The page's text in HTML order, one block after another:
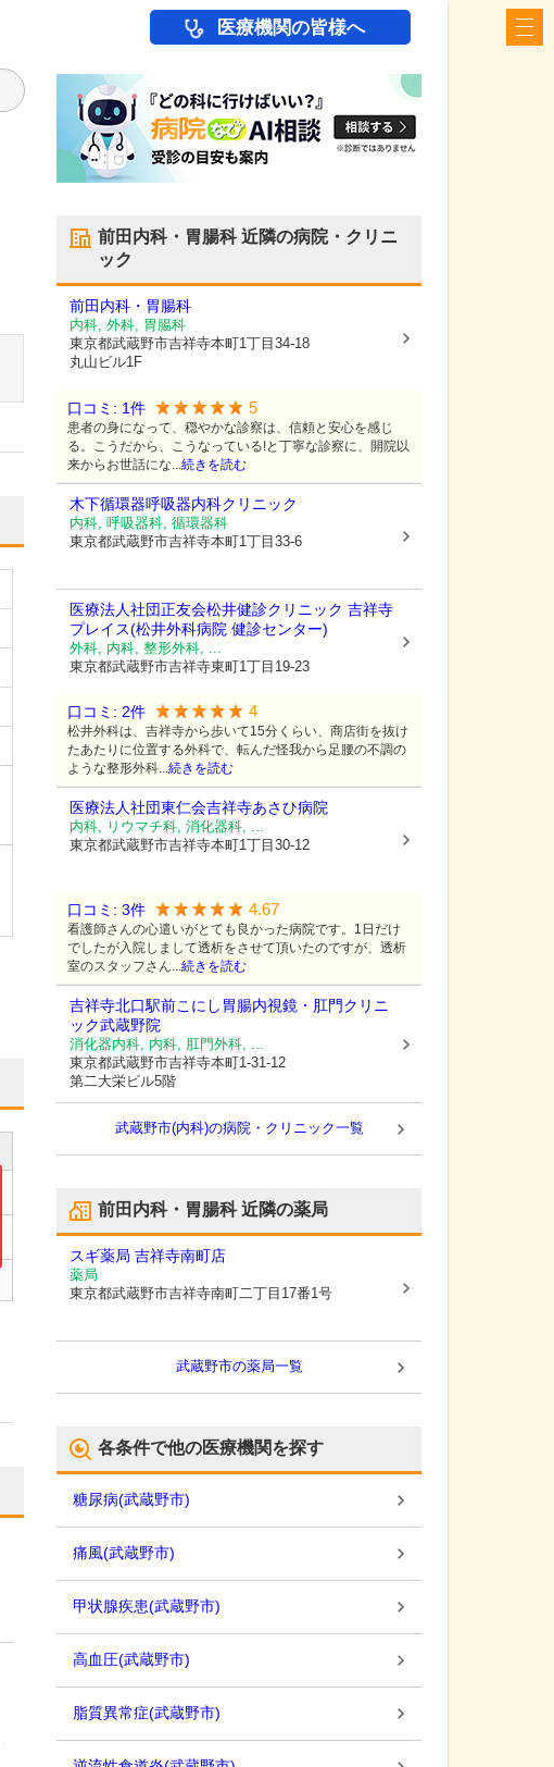
医療機関の皆様へ
前田内科・胃腸科近隣の病院・クリニ
ック
前田内科・胃腸科
内科, 外科, 胃腸科
東京都武蔵野市吉祥寺本町1丁目34-18
丸山ビル1F
口コミ: 1件 5
患者の身になって、穏やかな診察は、信頼と安心を感じ
る。こうだから、こうなっている!と丁寧な診察に、開院以
来からお世話にな...続きを読む
木下循環器呼吸器内科クリニック
内科, 呼吸器科, 循環器科
東京都武蔵野市吉祥寺本町1丁目33-6
医療法人社団正友会松井健診クリニック 吉祥寺
プレイス(松井外科病院 健診センター)
外科, 内科, 整形外科, ...
東京都武蔵野市吉祥寺東町1丁目19-23
口コミ: 2件 4
松井外科は、吉祥寺から歩いて15分くらい、商店街を抜け
たあたりに位置する外科で、転んだ怪我から足腰の不調の
ような整形外科...続きを読む
医療法人社団東仁会吉祥寺あさひ病院
内科, リウマチ科, 消化器科, ...
東京都武蔵野市吉祥寺本町1丁目30-12
口コミ: 3件 4.67
看護師さんの心遣いがとても良かった病院です。1日だけ
でしたが入院しまして透析をさせて頂いたのですが、透析
室のスタッフさん...続きを読む
吉祥寺北口駅前こにし胃腸内視鏡・肛門クリニ
ック武蔵野院
消化器内科, 内科, 肛門外科, ...
東京都武蔵野市吉祥寺本町1-31-12
第二大栄ビル5階
武蔵野市(内科)の病院・クリニック一覧
前田内科・胃腸科近隣の薬局
スギ薬局 吉祥寺南町店
薬局
東京都武蔵野市吉祥寺南町二丁目17番1号
武蔵野市の薬局一覧
各条件で他の医療機関を探す
糖尿病(武蔵野市)
痛風(武蔵野市)
甲状腺疾患(武蔵野市)
高血圧(武蔵野市)
脂質異常症(武蔵野市)